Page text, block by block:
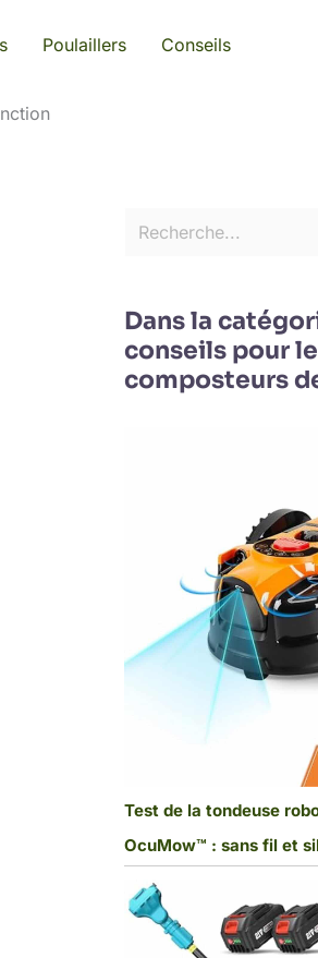
Poulaillers Conseils
Dans la
conseils pour
composteurs
Test de la tondeuse
OcuMow™ : sans fil et